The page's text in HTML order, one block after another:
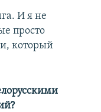
И я не
просто
который